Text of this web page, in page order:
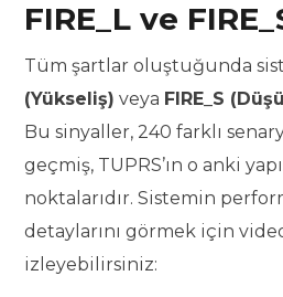
FIRE_L ve
Tüm şartlar oluştuğunda
(Yükseliş) veya FIRE_S
Bu sinyaller, 240 farklı
geçmiş, TUPRS’ın o anki
noktalarıdır. Sistemin
detaylarını görmek için
izleyebilirsiniz: